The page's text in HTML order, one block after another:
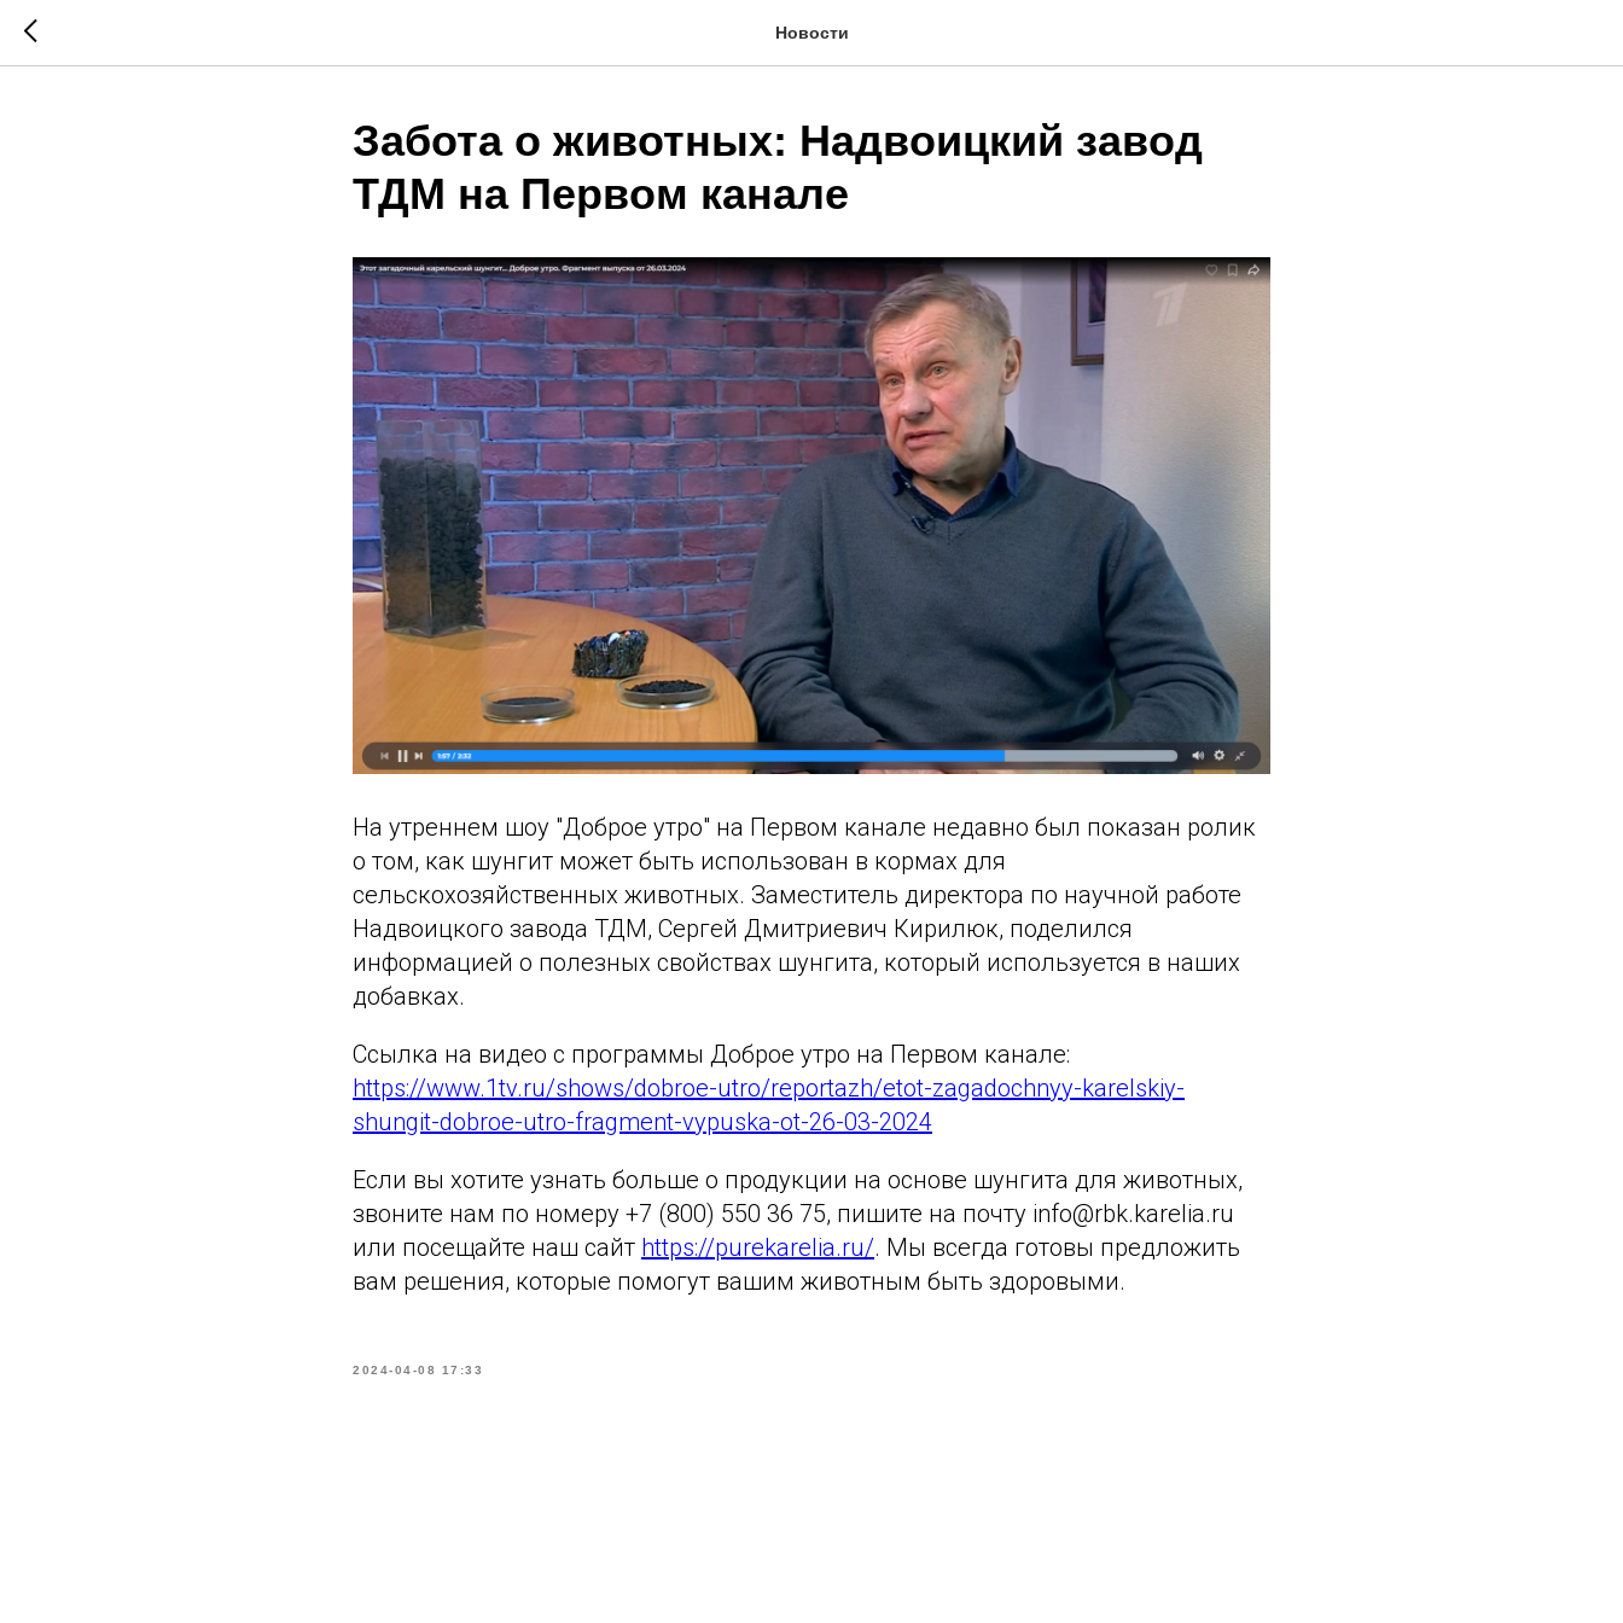
Новости
Забота о животных: Надвоицкий завод
ТДМ на Первом канале
На утреннем шоу "Доброе утро" на Первом канале недавно был показан ролик
о том, как шунгит может быть использован в кормах для
сельскохозяйственных животных. Заместитель директора по научной работе
Надвоицкого завода ТДМ, Сергей Дмитриевич Кирилюк, поделился
информацией о полезных свойствах шунгита, который используется в наших
добавках.
Ссылка на видео с программы Доброе утро на Первом канале:
https://www.1tv.ru/shows/dobroe-utro/reportazh/etot-zagadochnyy-karelskiy-
shungit-dobroe-utro-fragment-vypuska-ot-26-03-2024
Если вы хотите узнать больше о продукции на основе шунгита для животных,
звоните нам по номеру +7 (800) 550 36 75, пишите на почту info@rbk.karelia.ru
или посещайте наш сайт https://purekarelia.ru/. Мы всегда готовы предложить
вам решения, которые помогут вашим животным быть здоровыми.
2024-04-08 17:33